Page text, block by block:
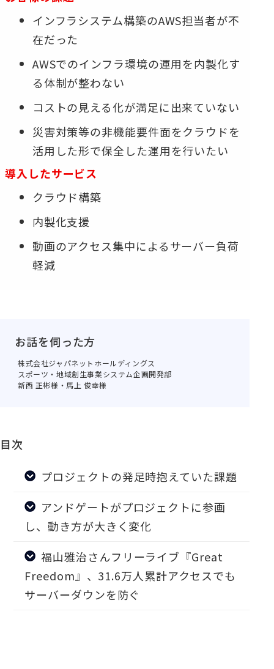
インフラシステム構築のAWS担当者が不
在だった
AWSでのインフラ環境の運用を内製化す
る体制が整わない
コストの見える化が満足に出来ていない
災害対策等の非機能要件面をクラウドを
活用した形で保全した運用を行いたい
導入したサービス
クラウド構築
内製化支援
動画のアクセス集中によるサーバー負荷
軽減
お話を伺った方
株式会社ジャパネットホールディングス
スポーツ・地域創生事業システム企画開発部
新西 正彬様・馬上 俊幸様
目次
プロジェクトの発足時抱えていた課題
アンドゲートがプロジェクトに参画
し、動き方が大きく変化
福山雅治さんフリーライブ『Great
Freedom』、31.6万人累計アクセスでも
サーバーダウンを防ぐ